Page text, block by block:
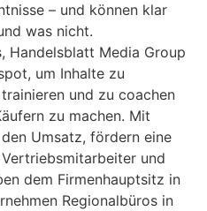
– und können klar
was nicht.
Handelsblatt Media Group
um Inhalte zu
und zu coachen
zu machen. Mit
Umsatz, fördern eine
und
dem Firmenhauptsitz in
Regionalbüros in